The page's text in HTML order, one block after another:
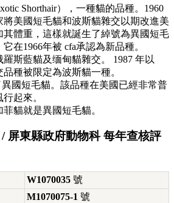
Shorthair），一種貓的品種。1960
美國短毛貓和波斯貓雜交以期改進美
其體重，這樣就誕生了綽號為異國短毛
在1966年被 cfa承認為新品種。
斯藍貓及缅甸貓雜交。 1987 年以
種被限定為波斯貓一種。
異國短毛貓。該品種在美國已經非常普
起來。
貓就是異國短毛貓。
屏東縣政府動物科 每年查核評
W1070035 號
M1070075-1 號